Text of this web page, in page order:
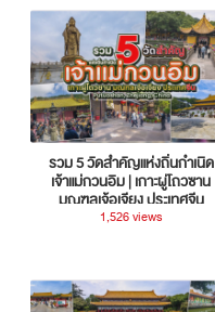
รวม 5 วัดสำคัญแห่งถิ่นกำเนิด
เจ้าแม่กวนอิม | เกาะผู่โถวซาน
มณฑลเจ้อเจียง ประเทศจีน
1,526 views